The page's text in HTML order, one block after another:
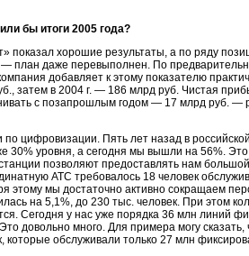
бы итоги 2005 года?
показал хорошие результаты, а по ряду
план даже перевыполнен. По
добавляет к этому показателю
затем в 2004 г. — 186 млрд руб. Чистая
с позапрошлым годом — 17 млрд руб. —
по цифровизации. Пять лет назад в
30% уровня, а сегодня мы вышли на 56%.
позволяют предоставлять нам большой
АТС требовалось 18 человек
этому мы достаточно активно сокращаем
на 5,1%, до 230 тыс. человек. При этом
Сегодня у нас уже порядка 36 млн линий
довольно много. Для примера могу сказать,
которые обслуживали только 27 млн